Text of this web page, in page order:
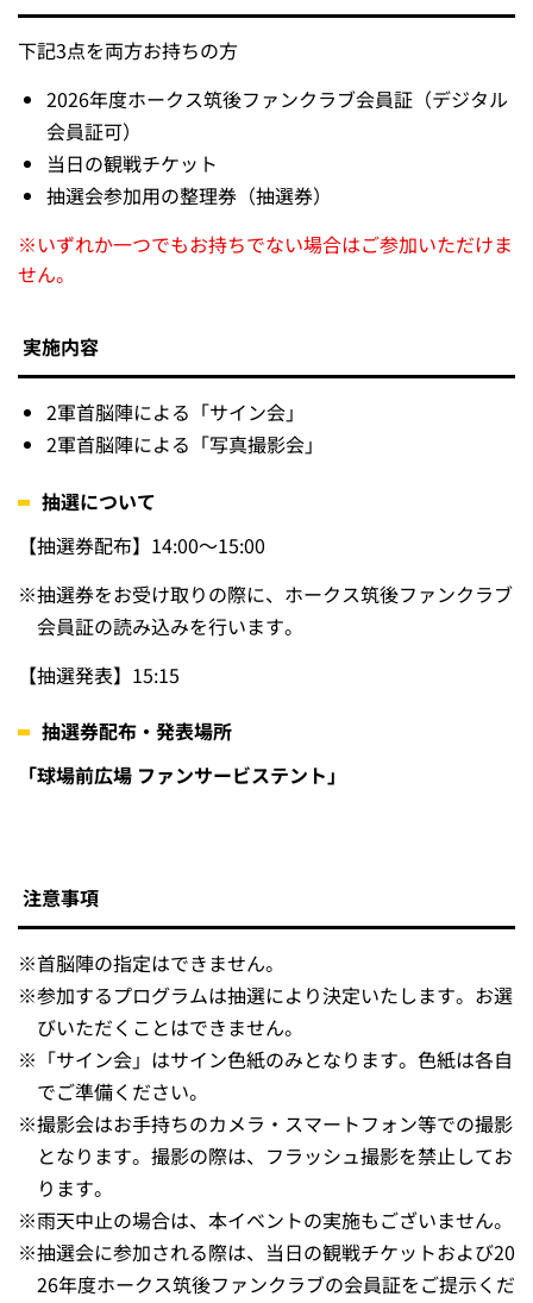
※お渡しは初回入場時のみとなります。再入場時のお渡し
はいたしません。
2軍首脳陣によるファンサービス実施！（抽選）
この3日間は、試合前のファンサービスに2軍首脳陣が登場
抽選参加に必要なもの
下記3点を両方お持ちの方
2026年度ホークス筑後ファンクラブ会員証（デジタル
会員証可）
抽選会参加用の整理券（抽選券）
※いずれか一つでもお持ちでない場合はご参加いただけま
せん。
2軍首脳陣による「サイン会」
2軍首脳陣による「写真撮影会」
※抽選券をお受け取りの際に、ホークス筑後ファンクラブ
会員証の読み込みを行います。
【抽選発表】15:15
抽選券配布・発表場所
「球場前広場 ファンサービステント」